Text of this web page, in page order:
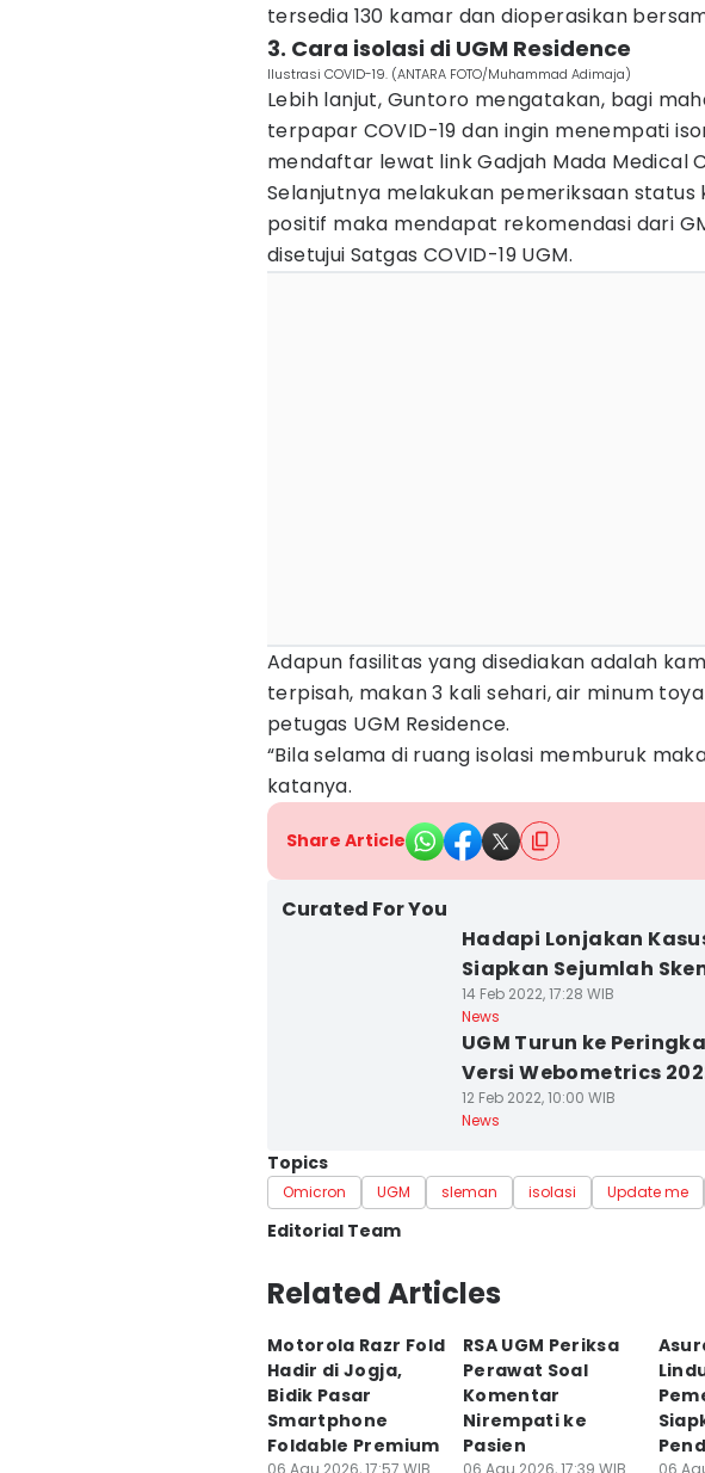
tersedia 130 kamar dan dioperasikan
3. Cara isolasi di UGM Residence
Ilustrasi COVID-19. (ANTARA FOTO/Muhammad Adimaja)
Lebih lanjut, Guntoro mengatakan, bagi
terpapar COVID-19 dan ingin menempati
mendaftar lewat link Gadjah Mada Medical
Selanjutnya melakukan pemeriksaan status
positif maka mendapat rekomendasi dari
disetujui Satgas COVID-19 UGM.
Adapun fasilitas yang disediakan adalah
terpisah, makan 3 kali sehari, air minum
petugas UGM Residence.
“Bila selama di ruang isolasi memburuk
katanya.
Share Article
Curated For You
Hadapi Lonjakan
Siapkan Sejumlah
14 Feb 2022, 17:28 WIB
News
UGM Turun ke
Versi Webometrics
12 Feb 2022, 10:00 WIB
News
Topics
Omicron UGM sleman isolasi Update me
Editorial Team
Editor
Siti Umaiyah
Editor
Paulus Risang
Related Articles
Motorola Razr Fold
Hadir di Jogja,
Bidik Pasar
Smartphone
Foldable Premium
06 Agu 2026, 17:57 WIB
RSA UGM Periksa
Perawat Soal
Komentar
Nirempati ke
Pasien
06 Agu 2026, 17:39 WIB 06